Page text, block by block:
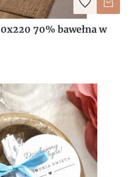
70% bawełna w